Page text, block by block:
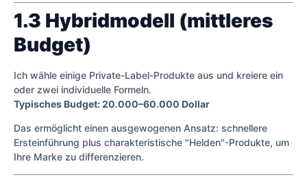
1.3 Hybridmodell (mittleres
Budget)
Ich wähle einige Private-Label-Produkte aus und kreiere ein
oder zwei individuelle Formeln.
Typisches Budget: 20.000–60.000 Dollar
Das ermöglicht einen ausgewogenen Ansatz: schnellere
Ersteinführung plus charakteristische "Helden"-Produkte, um
Ihre Marke zu differenzieren.